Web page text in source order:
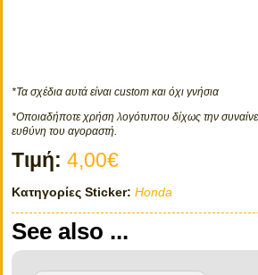
*Τα σχέδια αυτά είναι custom και όχι γνήσια
*Οποιαδήποτε χρήση λογότυπου δίχως την
ευθύνη του αγοραστή.
Τιμή: 4,00€
Κατηγορίες Sticker: Honda
See also ...